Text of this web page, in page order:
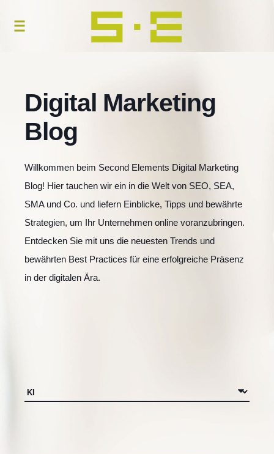
Digital Marketing
Blog
Willkommen beim Second Elements Digital Marketing
Blog! Hier tauchen wir ein in die Welt von SEO, SEA,
SMA und Co. und liefern Einblicke, Tipps und bewährte
Strategien, um Ihr Unternehmen online voranzubringen.
Entdecken Sie mit uns die neuesten Trends und
bewährten Best Practices für eine erfolgreiche Präsenz
in der digitalen Ära.